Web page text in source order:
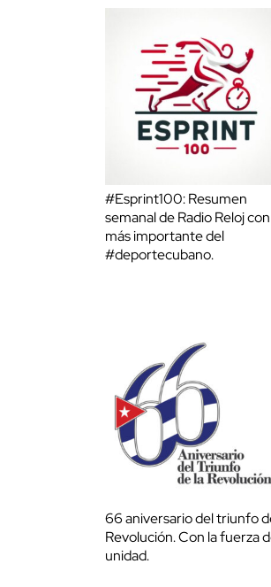
#Esprint100: Resumen
semanal de Radio Reloj
más importante del
#deportecubano.
66 aniversario del triunfo
Revolución. Con la fuerza
unidad.